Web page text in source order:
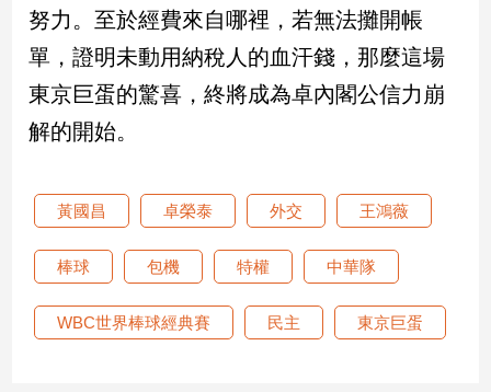
電
影
推
薦
技/
Pet
努力。至於經費來自哪裡，若無法攤開帳
單，證明未動用納稅人的血汗錢，那麼這場
東京巨蛋的驚喜，終將成為卓內閣公信力崩
解的開始。
黃國昌 卓榮泰 外交 王鴻薇
棒球 包機 特權 中華隊
WBC世界棒球經典賽 民主 東京巨蛋